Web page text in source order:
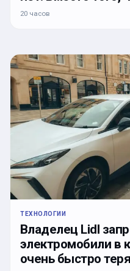
20 часов
ТЕХНОЛОГИИ
Владелец Lidl
электромобили в
очень быстро